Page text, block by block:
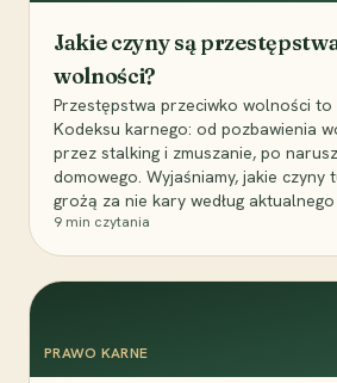
Jakie czyny są
wolności?
Przestępstwa przeciwko wolności to
Kodeksu karnego: od pozbawienia
przez stalking i zmuszanie, po
domowego. Wyjaśniamy, jakie czyny
grożą za nie kary według
9 min czytania
PRAWO KARNE